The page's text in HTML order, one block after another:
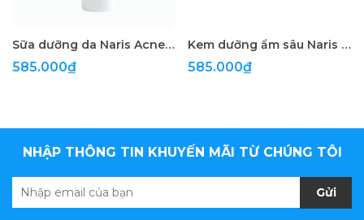
Sữa dưỡng da Naris Acne Grand Medicated Aqua Milk 160ml
585.000₫
Kem dưỡng ẩm sâu Naris Hyaluronic Acid Cream 48g
585.000₫
NHẬP THÔNG TIN KHUYẾN MÃI TỪ CHÚNG TÔI
Gửi